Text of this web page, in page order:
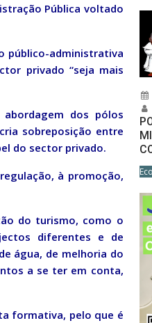
Pública voltado
público-administrativa
privado “seja mais
dos pólos
sobreposição entre
do sector privado.
à promoção,
do turismo, como o
diferentes e de
água, de melhoria do
a se ter em conta,
formativa, pelo que é